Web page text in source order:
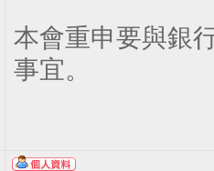
本會重申要與銀
事宜。